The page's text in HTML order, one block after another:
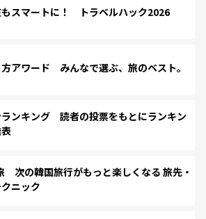
スマートに！ トラベルハック2026
アワード みんなで選ぶ、旅のベスト。
ンキング 読者の投票をもとにランキン
次の韓国旅行がもっと楽しくなる 旅先・
ニック